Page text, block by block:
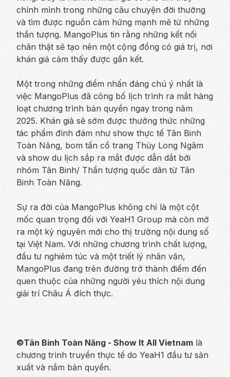
chính mình trong những câu chuyện đời thường
và tìm được nguồn cảm hứng mạnh mẽ từ những
thần tượng. MangoPlus tin rằng những kết nối
chân thật sẽ tạo nên một cộng đồng có giá trị, nơi
khán giả cảm thấy được gắn kết.
Một trong những điểm nhấn đáng chú ý nhất là
việc MangoPlus đã công bố lịch trình ra mắt hàng
loạt chương trình bản quyền ngay trong năm
2025. Khán giả sẽ sớm được thưởng thức những
tác phẩm đình đám như show thực tế Tân Binh
Toàn Năng, bom tấn cổ trang Thủy Long Ngâm
và show du lịch sắp ra mắt được dẫn dắt bởi
nhóm Tân Binh/ Thần tượng quốc dân từ Tân
Binh Toàn Năng.
Sự ra đời của MangoPlus không chỉ là một cột
mốc quan trọng đối với YeaH1 Group mà còn mở
ra một kỷ nguyên mới cho thị trường nội dung số
tại Việt Nam. Với những chương trình chất lượng,
đầu tư nghiêm túc và một triết lý nhân văn,
MangoPlus đang trên đường trở thành điểm đến
quen thuộc của những người yêu thích nội dung
giải trí Châu Á đích thực.
©Tân Binh Toàn Năng - Show It All Vietnamlà
chương trình truyền thực tế do YeaH1 đầu tư sản
xuất và nắm bản quyền.